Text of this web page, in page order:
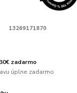
13269171870
zadarmo
úplne zadarmo